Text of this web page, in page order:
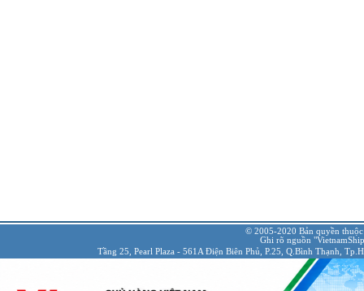
© 2005-2020 Bản quyền
Ghi rõ nguồn
Tầng 25, Pearl Plaza - 561A Điện Biên Phủ, P.25, Q.Bình Thạnh,